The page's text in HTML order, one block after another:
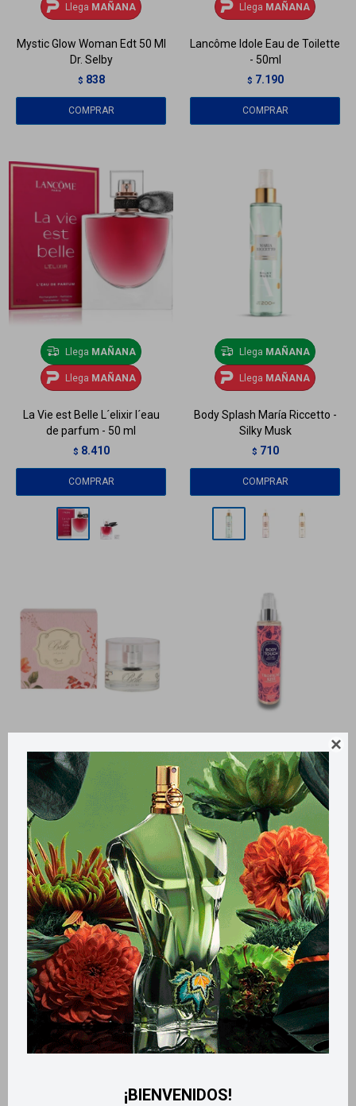

¡BIENVENIDOS!
Llega MAÑANA
Mystic Glow Woman Edt 50 Ml
Dr. Selby
$ 838
Llega MAÑANA
Lancôme Idole Eau de Toilette
- 50ml
$ 7.190
Llega MAÑANA
Llega MAÑANA
La Vie est Belle L´elixir l´eau
de parfum - 50 ml
$ 8.410
Llega MAÑANA
Llega MAÑANA
Body Splash María Riccetto -
Silky Musk
$ 710
Llega
Llega MAÑANA
Edt Belle 50ml
1.100
LlegaMAÑANA
LlegaMAÑANA
Body Touch 200ml - Tropical
Kiss Intense
$ 530